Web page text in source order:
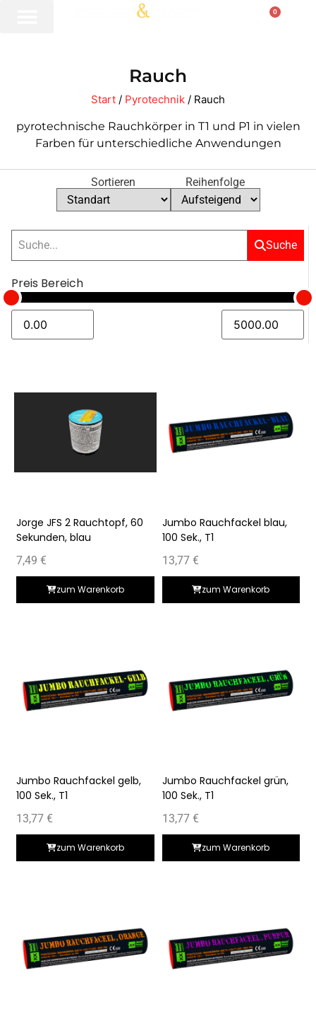
0
Rauch
Start / Pyrotechnik / Rauch
pyrotechnische Rauchkörper in T1 und P1 in vielen
Farben für unterschiedliche Anwendungen
Sortieren Reihenfolge
Suche
Preis Bereich
Jorge JFS 2 Rauchtopf, 60
Sekunden, blau
7,49 €
zum Warenkorb
Jumbo Rauchfackel blau,
100 Sek., T1
13,77 €
zum Warenkorb
Jumbo Rauchfackel gelb,
100 Sek., T1
13,77 €
zum Warenkorb
Jumbo Rauchfackel grün,
100 Sek., T1
13,77 €
zum Warenkorb